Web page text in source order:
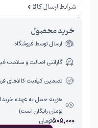
شرایط ارسال کالا
خرید محصول
ارسال توسط فروشگاه
گارانتی اصالت و سلامت
تضمین کیفیت کالاهای
تومان رایگان است)
505,000تومان